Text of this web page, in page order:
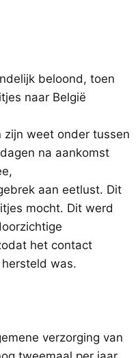
beloond, toen
naar België
zijn weet onder tussen
na aankomst
aan eetlust. Dit
mocht. Dit werd
het contact
was.
verzorging van